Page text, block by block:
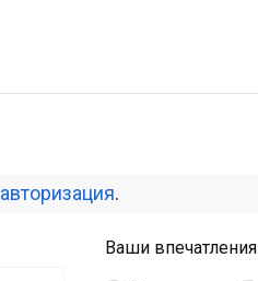
авторизация.
Ваши впечатления